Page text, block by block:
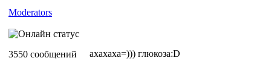
Moderators
3550 сообщений ахахаха=))) глюкоза:D